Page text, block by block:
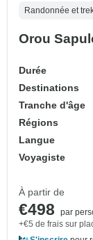
Randonnée et
Orou
Durée
Destinations
Tranche d'âge
Régions
Langue
Voyagiste
À partir de
€498
par
+€5 de frais sur